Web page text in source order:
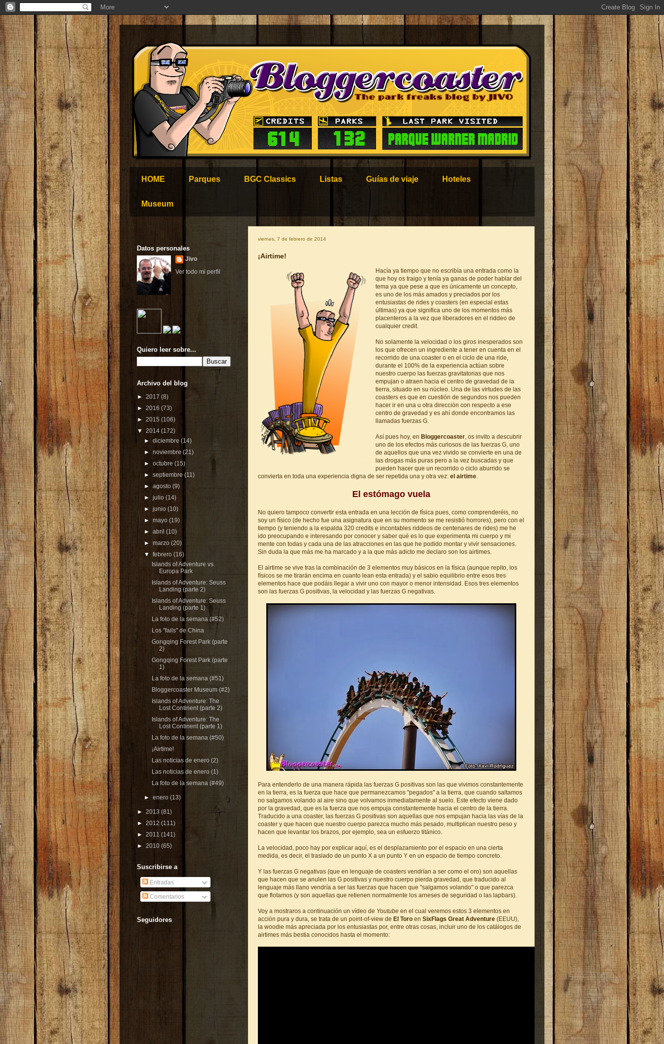
HOME Parques BGC Classics Listas Guías de viaje Hoteles
Museum
viernes, 7 de febrero de 2014
¡Airtime!
Hacía ya tiempo que no escribía una entrada como la
que hoy os traigo y tenía ya ganas de poder hablar del
tema ya que pese a que es únicamente un concepto,
es uno de los más amados y preciados por los
entusiastas de rides y coasters (en especial estas
últimas) ya que significa uno de los momentos más
placenteros a la vez que liberadores en el riddeo de
cualquier credit.
No solamente la velocidad o los giros inesperados son
los que ofrecen un ingrediente a tener en cuenta en el
recorrido de una coaster o en el ciclo de una ride,
durante el 100% de la experiencia actúan sobre
nuestro cuerpo las fuerzas gravitatorias que nos
empujan o atraen hacia el centro de gravedad de la
tierra, situado en su núcleo. Una de las virtudes de las
coasters es que en cuestión de segundos nos pueden
hacer ir en una u otra dirección con respecto a ese
centro de gravedad y es ahí donde encontramos las
llamadas fuerzas G.
Así pues hoy, en Bloggercoaster, os invito a descubrir
uno de los efectos más curiosos de las fuerzas G, uno
de aquellos que una vez vivido se convierte en una de
las drogas más puras pero a la vez buscadas y que
pueden hacer que un recorrido o ciclo aburrido se
convierta en toda una experiencia digna de ser repetida una y otra vez: el airtime.
El estómago vuela
No quiero tampoco convertir esta entrada en una lección de física pues, como comprenderéis, no
soy un físico (de hecho fue una asignatura que en su momento se me resistió horrores), pero con el
tiempo (y teniendo a la espalda 320 credits e incontables riddeos de centenares de rides) me he
ido preocupando e interesando por conocer y saber qué es lo que experimenta mi cuerpo y mi
mente con todas y cada una de las atracciones en las que he podido montar y vivir sensaciones.
Sin duda la que más me ha marcado y a la que más adicto me declaro son los airtimes.
El airtime se vive tras la combinación de 3 elementos muy básicos en la física (aunque repito, los
físicos se me tirarán encima en cuanto lean esta entrada) y el sabio equilibrio entre esos tres
elementos hace que podáis llegar a vivir uno con mayor o menor intensidad. Esos tres elementos
son las fuerzas G positivas, la velocidad y las fuerzas G negativas.
Para entenderlo de una manera rápida las fuerzas G positivas son las que vivimos constantemente
en la tierra, es la fuerza que hace que permanezcamos "pegados" a la tierra, que cuando saltamos
no salgamos volando al aire sino que volvamos inmediatamente al suelo. Este efecto viene dado
por la gravedad, que es la fuerza que nos empuja constantemente hacia el centro de la tierra.
Traducido a una coaster, las fuerzas G positivas son aquellas que nos empujan hacia las vías de la
coaster y que hacen que nuestro cuerpo parezca mucho más pesado, multiplican nuestro peso y
hacen que levantar los brazos, por ejemplo, sea un esfuerzo titánico.
La velocidad, poco hay por explicar aquí, es el desplazamiento por el espacio en una cierta
medida, es decir, el traslado de un punto X a un punto Y en un espacio de tiempo concreto.
Y las fuerzas G negativas (que en lenguaje de coasters vendrían a ser como el oro) son aquellas
que hacen que se anulen las G positivas y nuestro cuerpo pierda gravedad, que traducido al
lenguaje más llano vendría a ser las fuerzas que hacen que "salgamos volando" o que parezca
que flotamos (y son aquellas que retienen normalmente los arneses de seguridad o las lapbars).
Voy a mostraros a continuación un vídeo de Youtube en el cual veremos estos 3 elementos en
acción pura y dura, se trata de un point-of-view de El Toro en SixFlags Great Adventure (EEUU),
la woodie más apreciada por los entusiastas por, entre otras cosas, incluir uno de los catálogos de
airtimes más bestia conocidos hasta el momento:
Datos personales
Jivo
Ver todo mi perfil
Quiero leer sobre...
Archivo del blog
► 2017 (8)
► 2016 (73)
► 2015 (106)
▼ 2014 (172)
►diciembre(14)
►noviembre(21)
►octubre(15)
►septiembre(11)
►agosto(9)
►julio(14)
►junio(10)
►mayo(19)
►abril(10)
►marzo(20)
▼febrero(16)
Islands of Adventure vs.
Europa Park
Islands of Adventure: Seuss
Landing (parte 2)
Islands of Adventure: Seuss
Landing (parte 1)
La foto de la semana (#52)
Los "fails" de China
Gongqing Forest Park (parte
2)
Gongqing Forest Park (parte
1)
La foto de la semana (#51)
Bloggercoaster Museum (#2)
Islands of Adventure: The
Lost Continent (parte 2)
Islands of Adventure: The
Lost Continent (parte 1)
La foto de la semana (#50)
¡Airtime!
Las noticias de enero (2)
Las noticias de enero (1)
La foto de la semana (#49)
►enero(13)
► 2013 (81)
► 2012 (111)
► 2011 (141)
► 2010 (65)
Suscribirse a
Entradas
Comentarios
Seguidores